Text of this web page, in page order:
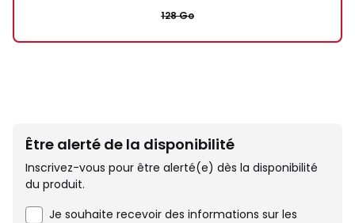
128 Go
Être alerté de la disponibilité
Inscrivez-vous pour être alerté(e) dès la disponibilité
du produit.
Je souhaite recevoir des informations sur les